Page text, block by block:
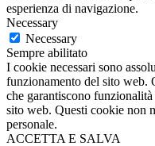
esperienza di navigazione.
Necessary
Necessary
Sempre abilitato
I cookie necessari sono
funzionamento del sito web.
che garantiscono
sito web. Questi cookie non
personale.
ACCETTA E SALVA